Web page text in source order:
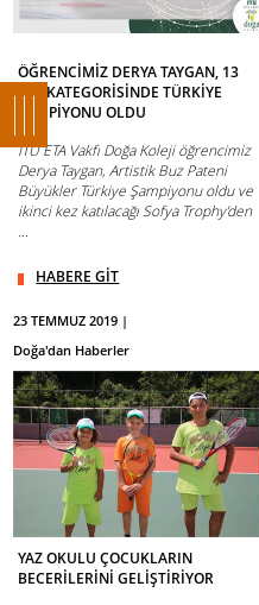
ÖĞRENCİMİZ DERYA TAYGAN, 13
YAŞ KATEGORİSİNDE TÜRKİYE
ŞAMPİYONU OLDU
İTÜ ETA Vakfı Doğa Koleji öğrencimiz
Derya Taygan, Artistik Buz Pateni
Büyükler Türkiye Şampiyonu oldu ve
ikinci kez katılacağı Sofya Trophy’den
...
HABERE GİT
23 TEMMUZ 2019 |
Doğa'dan Haberler
YAZ OKULU ÇOCUKLARIN
BECERİLERİNİ GELİŞTİRİYOR